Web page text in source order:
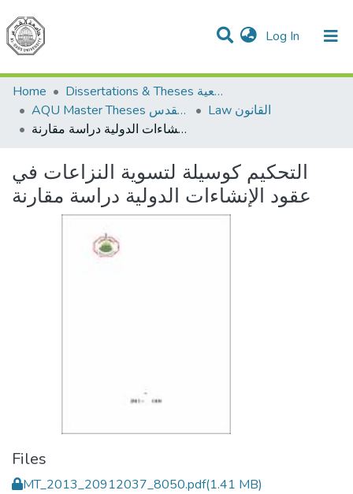
Log In (current)
Communities & Collections
All of DSpace
Home
Dissertations & Theses الرسائل الجامعية
AQU Master Theses الرسائل الجامعية الخاصة بجامعة القدس
Law القانون
التحكيم كوسيلة لتسوية النزاعات في عقود الإنشاءات الدولية دراسة مقارنة
التحكيم كوسيلة لتسوية النزاعات في
عقود الإنشاءات الدولية دراسة مقارنة
Files
MT_2013_20912037_8050.pdf(1.41 MB)